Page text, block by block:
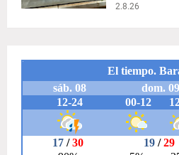
2.8.26